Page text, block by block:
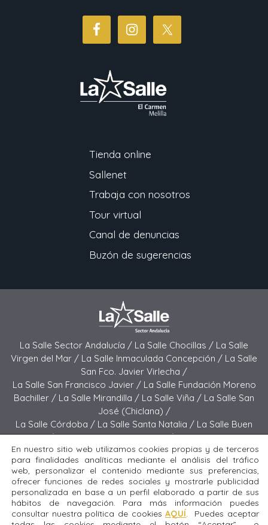
Tienda online
Sallenet
Trabaja con nosotros
Tour virtual
Canal de denuncias
Buzón de sugerencias
La Salle Sector Andalucía / La Salle Chocillas / La Salle
Virgen del Mar / La Salle Inmaculada Concepción / La Salle
San Fco. Javier Virlecha /
La Salle San Francisco Javier / La Salle Fundación Moreno
Bachiller / La Salle Mirandilla / La Salle Viña / La Salle San
José (Chiclana) /
La Salle Córdoba / La Salle Santa Natalia / La Salle Buen
Pastor /La Salle Sagrado Corazón /La Salle San José
(Jerez) / La Salle El Carmen (Melilla) /
La Salle Buen Consejo /La Salle El Carmen (San Fernando) /
La Salle San Francisco /La Salle Felipe Benito /La Salle La
Purísima
Todos los derechos reservados. Diseñado y desarrollado
En nuestro sitio web utilizamos cookies propias y de terceros
para finalidades analíticas mediante el análisis del tráfico
web, personalizar el contenido mediante sus preferencias,
ofrecer funciones de redes sociales y mostrarle publicidad
personalizada en base a un perfil elaborado a partir de sus
hábitos de navegación. Para más información puedes
consultar nuestra política de cookiesAQUÍ. Puedes aceptar